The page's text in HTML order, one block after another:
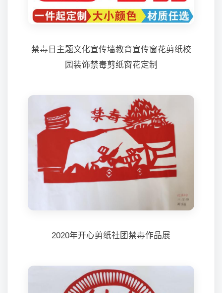
禁毒日主题文化宣传墙教育宣传窗花剪纸校
园装饰禁毒剪纸窗花定制
2020年开心剪纸社团禁毒作品展